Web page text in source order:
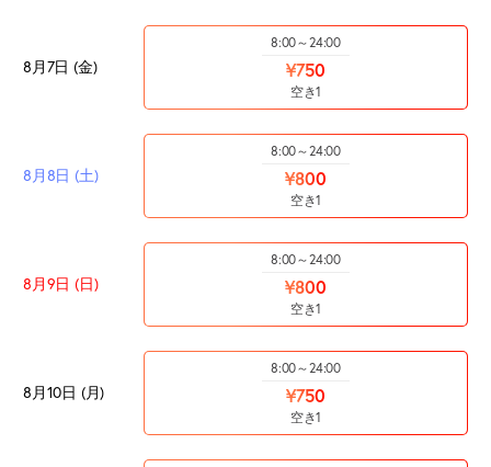
8月7日 (金)
8:00～24:00
¥750
空き1
8月8日 (土)
8:00～24:00
¥800
空き1
8月9日 (日)
8:00～24:00
¥800
空き1
8月10日 (月)
8:00～24:00
¥750
空き1